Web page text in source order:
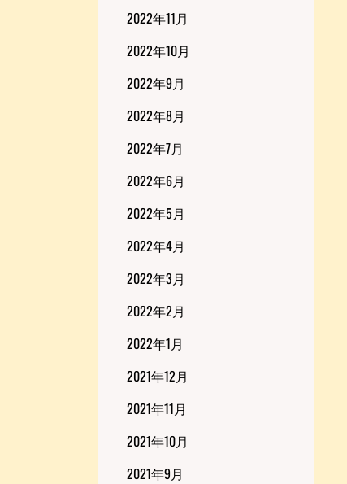
2022年11月
2022年10月
2022年9月
2022年8月
2022年7月
2022年6月
2022年5月
2022年4月
2022年3月
2022年2月
2022年1月
2021年12月
2021年11月
2021年10月
2021年9月